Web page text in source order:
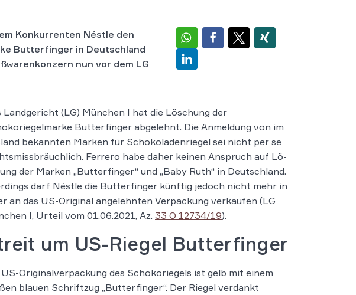
Konkurrenten Néstle den
Butterfinger in Deutschland
nun vor dem LG
Landgericht (LG) München I hat die Löschung der
Butterfinger abgelehnt. Die An­mel­dung von im
be­kann­ten Mar­ken für Scho­ko­la­den­rie­gel sei nicht per se
Fer­re­ro habe daher kei­nen An­spruch auf Lö­
der Mar­ken „But­ter­fin­ger“ und „Baby Ruth“ in Deutsch­land.
darf Néstle die Butterfinger künftig jedoch nicht mehr in
an das US-Original angelehnten Verpackung verkaufen (LG
I, Urteil vom 01.06.2021, Az. 33 O 12734/19).
um US-Riegel Butterfinger
US-Originalverpackung des Schokoriegels ist gelb mit einem
blauen Schriftzug „Butterfinger“. Der Riegel verdankt